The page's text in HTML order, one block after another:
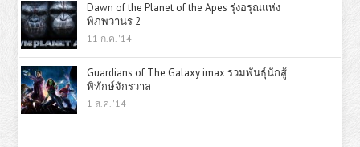
Dawn of the Planet of the Apes รุ่งอรุณแห่ง
พิภพวานร 2
11 ก.ค. '14
Guardians of The Galaxy imax รวมพันธุ์นักสู้
พิทักษ์จักรวาล
1 ส.ค. '14